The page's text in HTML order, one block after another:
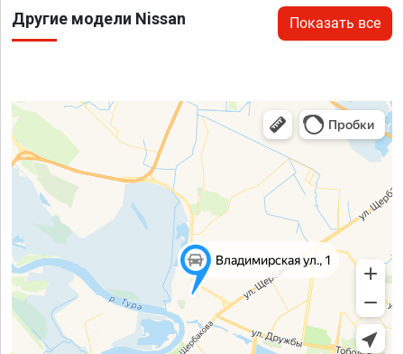
Другие модели Nissan Показать все